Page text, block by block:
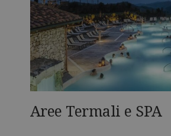
Aree Termali e SPA